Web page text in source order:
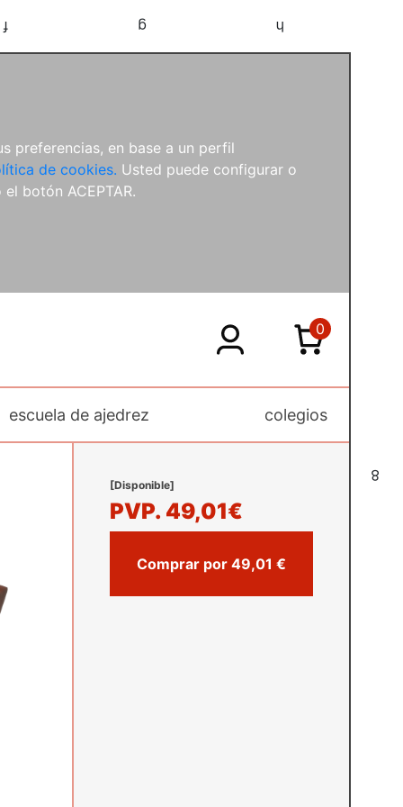
preferencias, en base a un perfil
de cookies. Usted puede configurar o
botón ACEPTAR.
f g h
8
escuela de ajedrez colegios
0
[Disponible]
PVP. 49,01€
Comprar por 49,01 €